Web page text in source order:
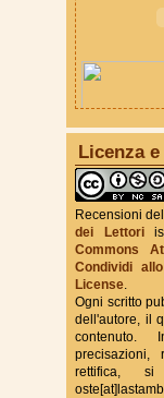
True
Licenza
Recensioni
dei Lettoriis
Commons
Condividi
License.
Ogni scritto
dell'autore, il
contenuto.
rettifica,